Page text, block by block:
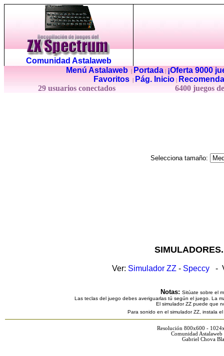
Comunidad Astalaweb
Menú Astalaweb| Portada|
¡Oferta 9000
Favoritos
Pág. Inicio
29 usuarios conectados
6400 juegos
Selecciona tamaño:
Ver: Simulador ZZ - Speccy -
Notas: Sitúate sobre el
Las teclas del juego debes averiguarlas tú según el juego. La
El simulador ZZ puede que
Para sonido en el simulador ZZ, instala
Resolución 800x600 -
Comunidad
Gabriel Chova